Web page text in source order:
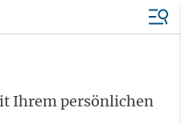
Ihrem persönlichen